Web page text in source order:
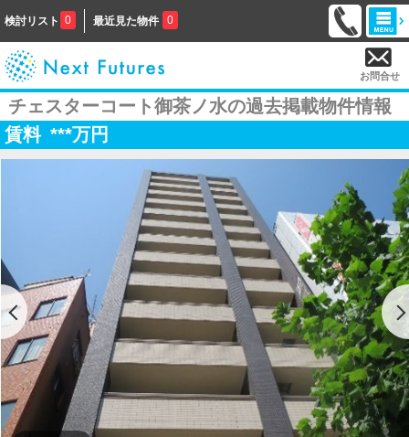
検討リスト 0 最近見た物件 0
お問合せ
チェスターコート御茶ノ水の過去掲載物件情報
賃料 ***万円